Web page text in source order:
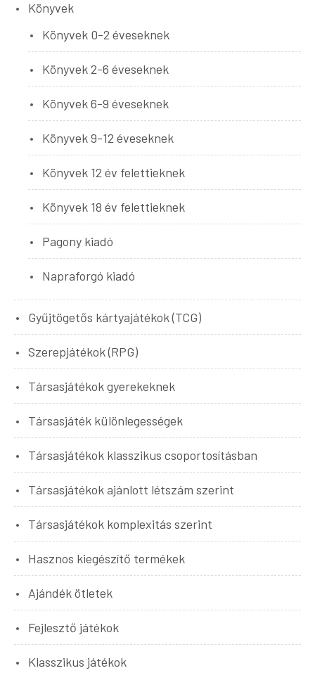
Könyvek
Könyvek 0-2 éveseknek
Könyvek 2-6 éveseknek
Könyvek 6-9 éveseknek
Könyvek 9-12 éveseknek
Könyvek 12 év felettieknek
Könyvek 18 év felettieknek
Pagony kiadó
Napraforgó kiadó
Gyűjtögetős kártyajátékok (TCG)
Szerepjátékok (RPG)
Társasjátékok gyerekeknek
Társasjáték különlegességek
Társasjátékok klasszikus csoportosításban
Társasjátékok ajánlott létszám szerint
Társasjátékok komplexitás szerint
Hasznos kiegészítő termékek
Ajándék ötletek
Fejlesztő játékok
Klasszikus játékok